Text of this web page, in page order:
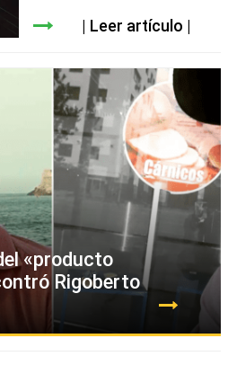
Leer artículo
«producto
Rigoberto